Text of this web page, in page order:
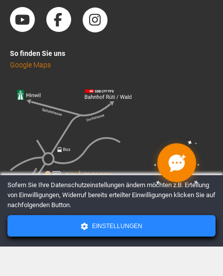
So finden Sie uns
Google Maps
AGBsDatenschutzImpressum
✦
✦
✦
✦
✦
✦
Sofern Sie Ihre Datenschutzeinstellungen ändern möchten z.B. Erteilung
von Einwilligungen, Widerruf bereits erteilter Einwilligungen klicken Sie auf
nachfolgenden Button.
EINSTELLUNGEN